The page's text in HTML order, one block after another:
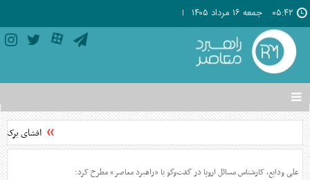
۰۵:۴۲ جمعه ۱۶ مرداد ۱۴۰۵
تغییر
وضعیت
منوی
ها
افشای
علی ودایع، کارشناس مسائل اروپا در گفت‌وگو با «راهبرد معاصر» مطرح کرد: